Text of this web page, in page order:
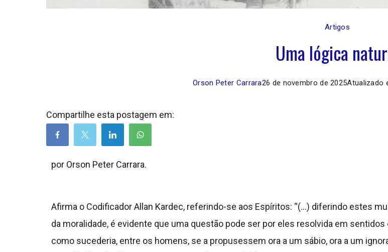
Artigos
Uma lógica
Orson Peter Carrara26 de novembro de 2025Atualizado
Compartilhe esta postagem em:
por Orson Peter Carrara.
Afirma o Codificador Allan Kardec, referindo-se aos Espíritos: “(…) diferindo estes
da moralidade, é evidente que uma questão pode ser por eles resolvida em
como sucederia, entre os homens, se a propusessem ora a um sábio, ora a um